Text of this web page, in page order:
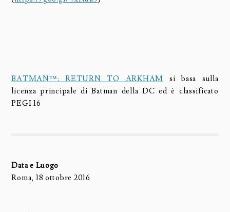
BATMAN™: RETURN TO ARKHAM si basa sulla
licenza principale di Batman della DC ed è classificato
PEGI 16
Data e Luogo
Roma, 18 ottobre 2016